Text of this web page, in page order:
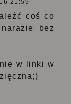
21:59
coś co
bez
w linki w